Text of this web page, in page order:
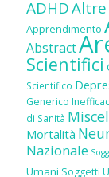
ADHD
Apprendimento
Abstract
Scientifici
Scientifico
Generico
di Sanità
Mortalità
Nazionale
Umani Soggetti